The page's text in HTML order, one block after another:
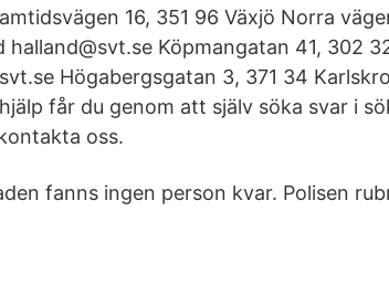
16, 351 96 Växjö Norra
halland@svt.se Köpmangatan 41, 302
Högabergsgatan 3, 371 34
får du genom att själv söka svar i
oss.
fanns ingen person kvar. Polisen